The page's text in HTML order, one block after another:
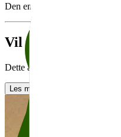
Den enkelte arrangør er
Vil du leie Skram?
Dette arrangementet finner
Les mer om utleie